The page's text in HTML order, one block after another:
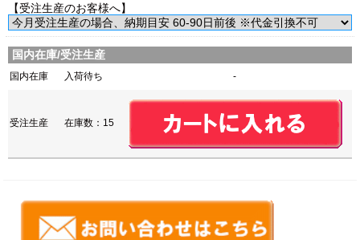
【受注生産のお客様へ】
国内在庫/受注生産
国内在庫 入荷待ち -
受注生産 在庫数：15